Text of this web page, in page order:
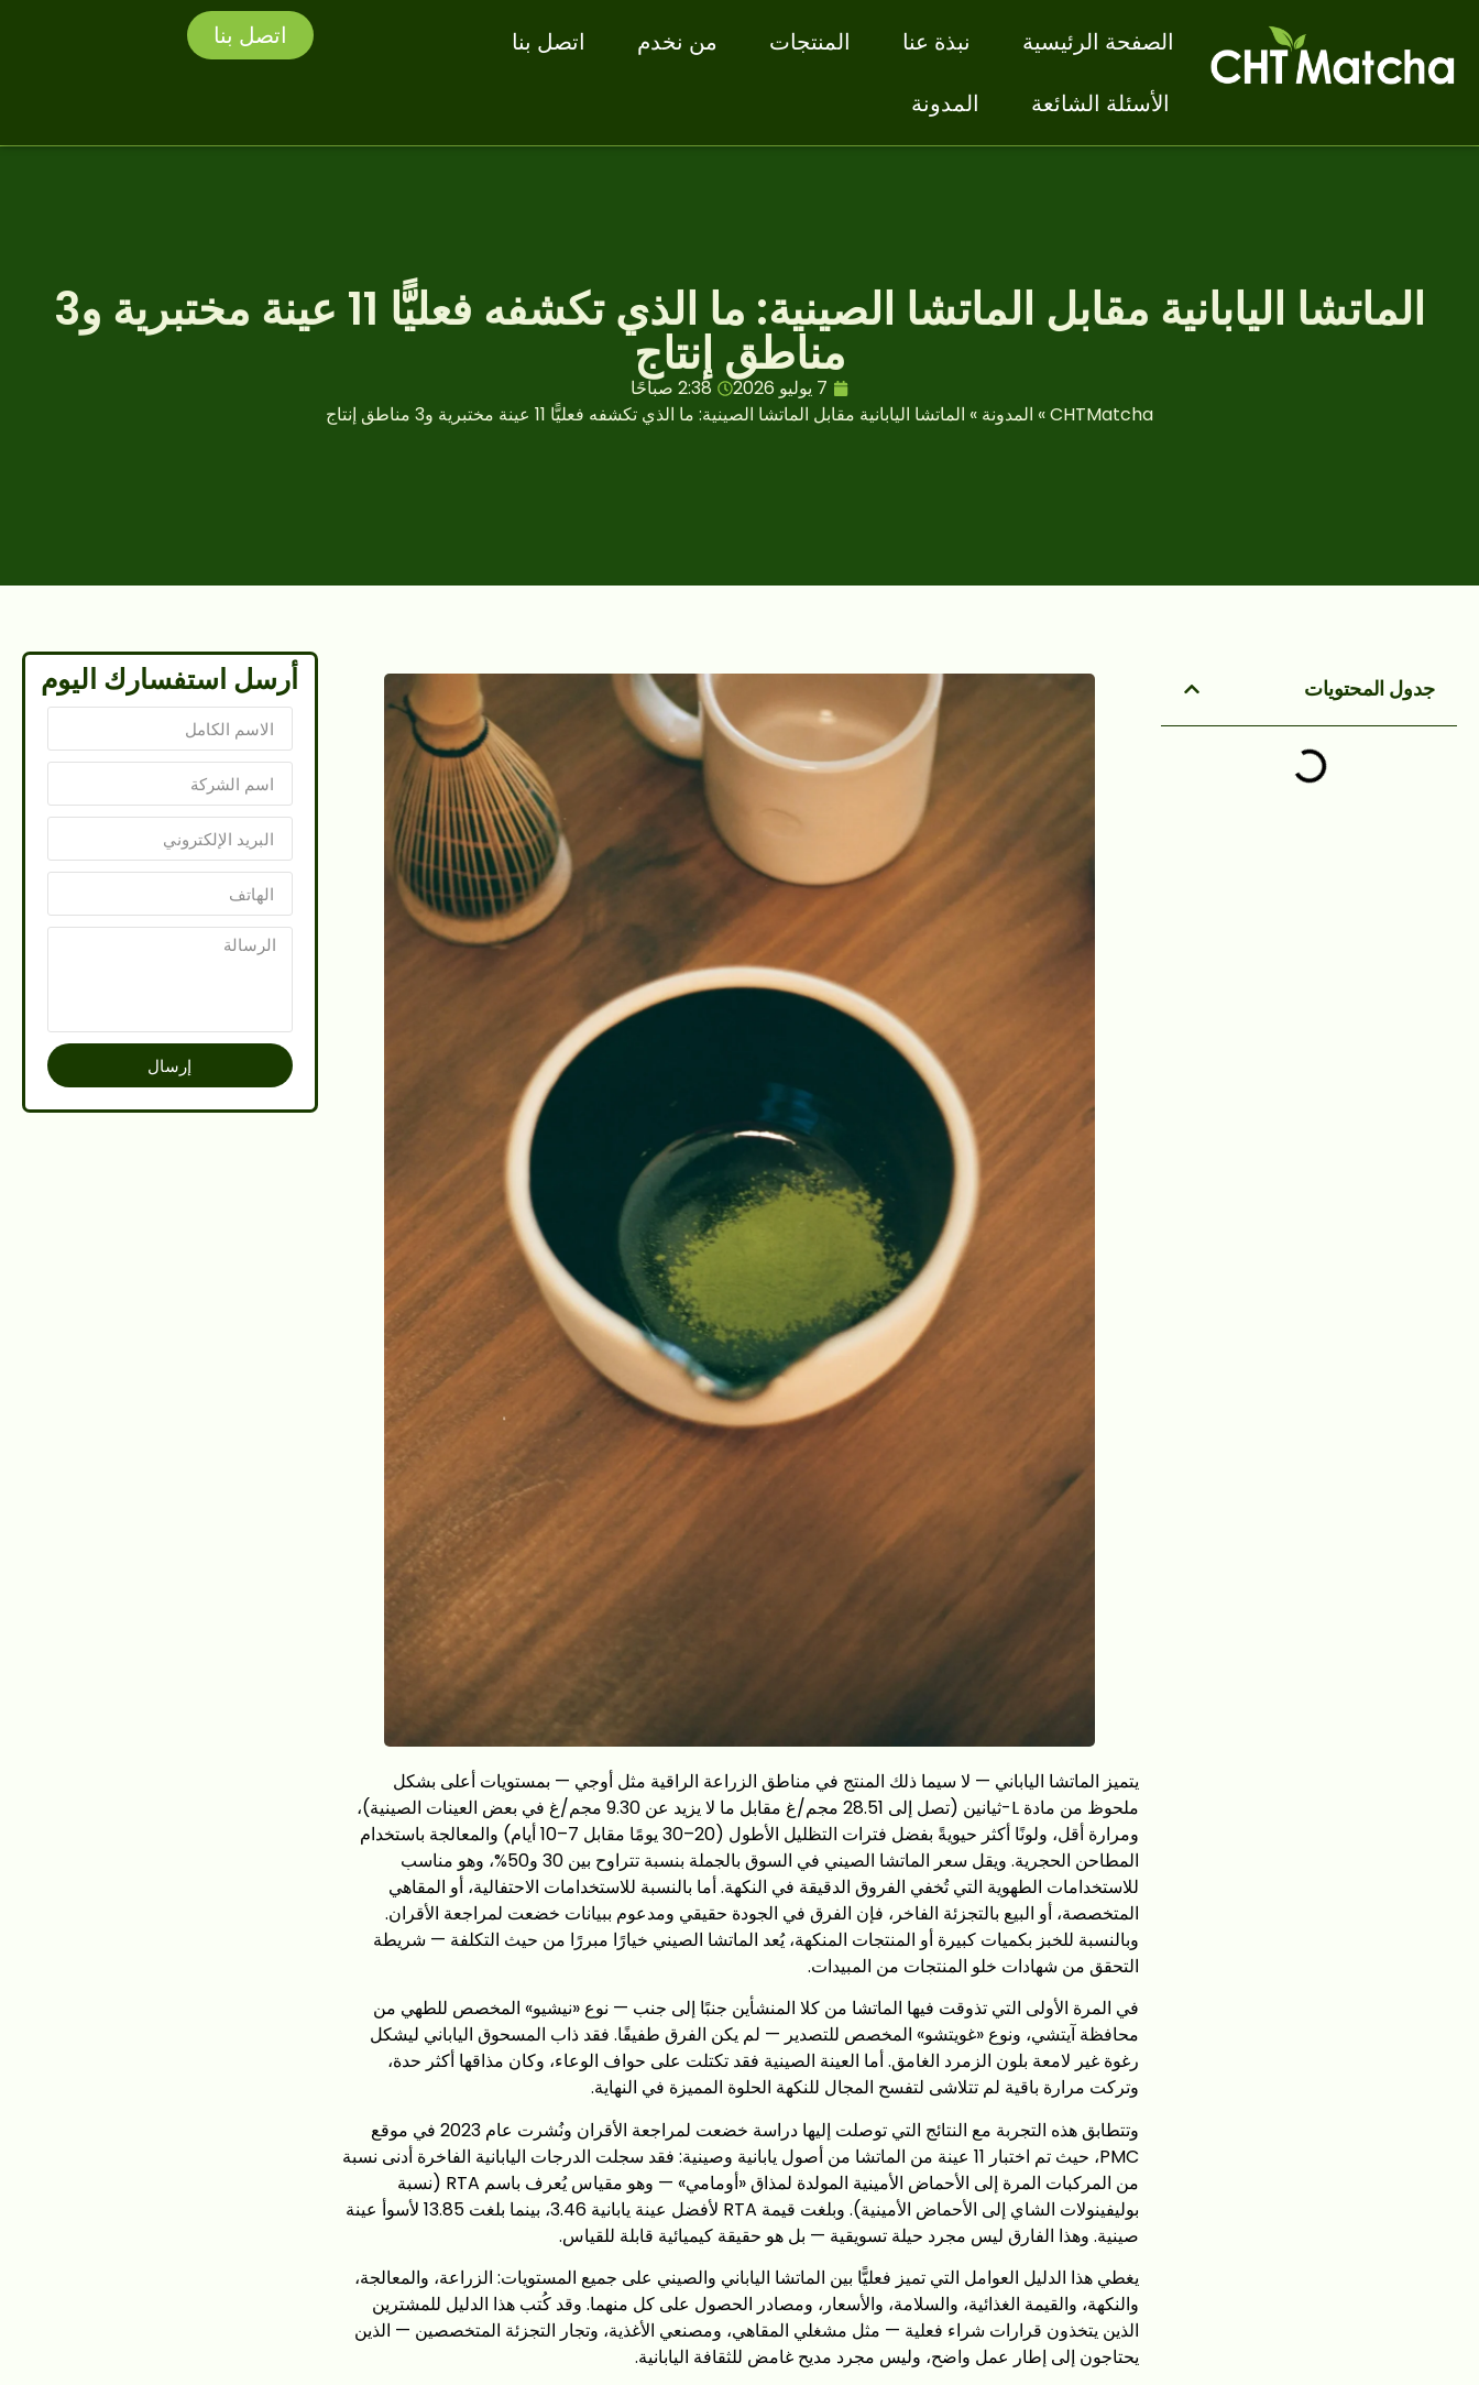
الصفحة الرئيسية نبذة عنا المنتجات من نخدم
اتصل بنا
الأسئلة الشائعة
المدونة
اتصل بنا
الماتشا اليابانية مقابل الماتشا الصينية: ما الذي تكشفه فعليًّا 11 عينة مختبرية و3
مناطق إنتاج
7 يوليو 2026
2:38 صباحًا
CHTMatcha
» المدونة » الماتشا اليابانية مقابل الماتشا الصينية: ما الذي تكشفه فعليًّا 11 عينة مختبرية و3 مناطق إنتاج
جدول المحتويات
يتميز الماتشا الياباني — لا سيما ذلك المنتج في مناطق الزراعة الراقية مثل أوجي — بمستويات أعلى بشكل
ملحوظ من مادة L-ثيانين (تصل إلى 28.51 مجم/غ مقابل ما لا يزيد عن 9.30 مجم/غ في بعض العينات الصينية)،
ومرارة أقل، ولونًا أكثر حيويةً بفضل فترات التظليل الأطول (20–30 يومًا مقابل 7–10 أيام) والمعالجة باستخدام
المطاحن الحجرية. ويقل سعر الماتشا الصيني في السوق بالجملة بنسبة تتراوح بين 30 و50%، وهو مناسب
للاستخدامات الطهوية التي تُخفي الفروق الدقيقة في النكهة. أما بالنسبة للاستخدامات الاحتفالية، أو المقاهي
المتخصصة، أو البيع بالتجزئة الفاخر، فإن الفرق في الجودة حقيقي ومدعوم ببيانات خضعت لمراجعة الأقران.
وبالنسبة للخبز بكميات كبيرة أو المنتجات المنكهة، يُعد الماتشا الصيني خيارًا مبررًا من حيث التكلفة — شريطة
التحقق من شهادات خلو المنتجات من المبيدات.
في المرة الأولى التي تذوقت فيها الماتشا من كلا المنشأين جنبًا إلى جنب — نوع «نيشيو» المخصص للطهي من
محافظة آيتشي، ونوع «غويتشو» المخصص للتصدير — لم يكن الفرق طفيفًا. فقد ذاب المسحوق الياباني ليشكل
رغوة غير لامعة بلون الزمرد الغامق. أما العينة الصينية فقد تكتلت على حواف الوعاء، وكان مذاقها أكثر حدة،
وتركت مرارة باقية لم تتلاشى لتفسح المجال للنكهة الحلوة المميزة في النهاية.
وتتطابق هذه التجربة مع النتائج التي توصلت إليها دراسة خضعت لمراجعة الأقران ونُشرت عام 2023 في موقع
PMC، حيث تم اختبار 11 عينة من الماتشا من أصول يابانية وصينية: فقد سجلت الدرجات اليابانية الفاخرة أدنى نسبة
من المركبات المرة إلى الأحماض الأمينية المولدة لمذاق «أومامي» — وهو مقياس يُعرف باسم RTA (نسبة
بوليفينولات الشاي إلى الأحماض الأمينية). وبلغت قيمة RTA لأفضل عينة يابانية 3.46، بينما بلغت 13.85 لأسوأ عينة
صينية. وهذا الفارق ليس مجرد حيلة تسويقية — بل هو حقيقة كيميائية قابلة للقياس.
يغطي هذا الدليل العوامل التي تميز فعليًّا بين الماتشا الياباني والصيني على جميع المستويات: الزراعة، والمعالجة،
والنكهة، والقيمة الغذائية، والسلامة، والأسعار، ومصادر الحصول على كل منهما. وقد كُتب هذا الدليل للمشترين
الذين يتخذون قرارات شراء فعلية — مثل مشغلي المقاهي، ومصنعي الأغذية، وتجار التجزئة المتخصصين — الذين
يحتاجون إلى إطار عمل واضح، وليس مجرد مديح غامض للثقافة اليابانية.
أرسل استفسارك اليوم
إرسال